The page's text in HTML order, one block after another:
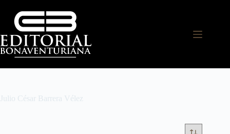
Julio César Barrera Vélez